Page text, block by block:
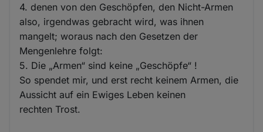
4. denen von den Geschöpfen, den Nicht-Armen
also, irgendwas gebracht wird, was ihnen
mangelt; woraus nach den Gesetzen der
Mengenlehre folgt:
5. Die „Armen“ sind keine „Geschöpfe“ !
So spendet mir, und erst recht keinem Armen, die
Aussicht auf ein Ewiges Leben keinen
rechten Trost.